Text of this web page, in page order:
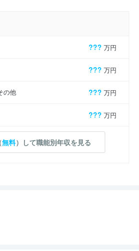
??? 万円
??? 万円
の他 ??? 万円
??? 万円
無料）して職能別年収を見る